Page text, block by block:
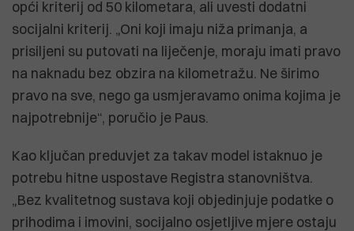
opći kriterij od 50 kilometara, ali uvesti dodatni
socijalni kriterij. „Oni koji imaju niža primanja, a
prisiljeni su putovati na liječenje, moraju imati pravo
na naknadu bez obzira na kilometražu. Ne širimo
pravo na sve, nego ga usmjeravamo onima kojima je
najpotrebnije“, poručio je Paus.
Kao ključan preduvjet za takav model istaknuo je
potrebu hitne uspostave Registra stanovništva.
„Bez kvalitetnog sustava koji objedinjuje podatke o
prihodima i imovini, socijalno osjetljive mjere ostaju